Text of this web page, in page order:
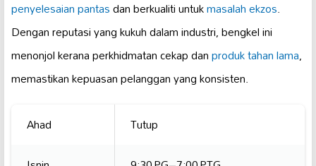
penyelesaian pantasdan berkualiti untukmasalah ekzos.
Dengan reputasi yang kukuh dalam industri, bengkel ini
menonjol kerana perkhidmatan cekap danproduk tahan lama,
memastikan kepuasan pelanggan yang konsisten.
Ahad
Tutup